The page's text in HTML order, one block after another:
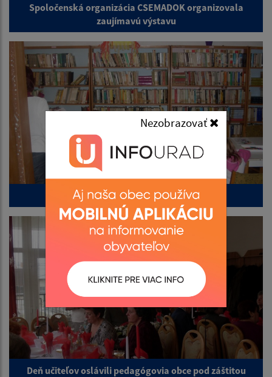
Nezobrazovať
Spoločenská organizácia CSEMADOK organizovala
zaujímavú výstavu
Končí sa Marec - mesiac knihy
Deň učiteľov oslávili pedagógovia obce pod záštitou